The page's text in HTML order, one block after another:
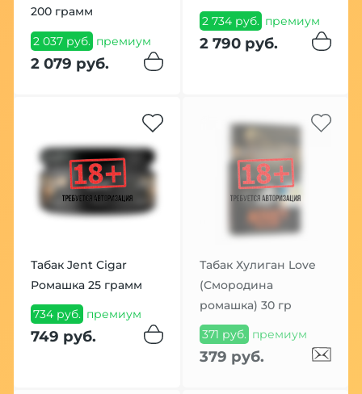
200 грамм
2 037 руб. премиум
2 079 руб.
2 734 руб. премиум
2 790 руб.
Табак Jent Cigar
Ромашка 25 грамм
734 руб. премиум
749 руб.
Табак Хулиган Love
(Смородина
ромашка) 30 гр
371 руб. премиум
379 руб.